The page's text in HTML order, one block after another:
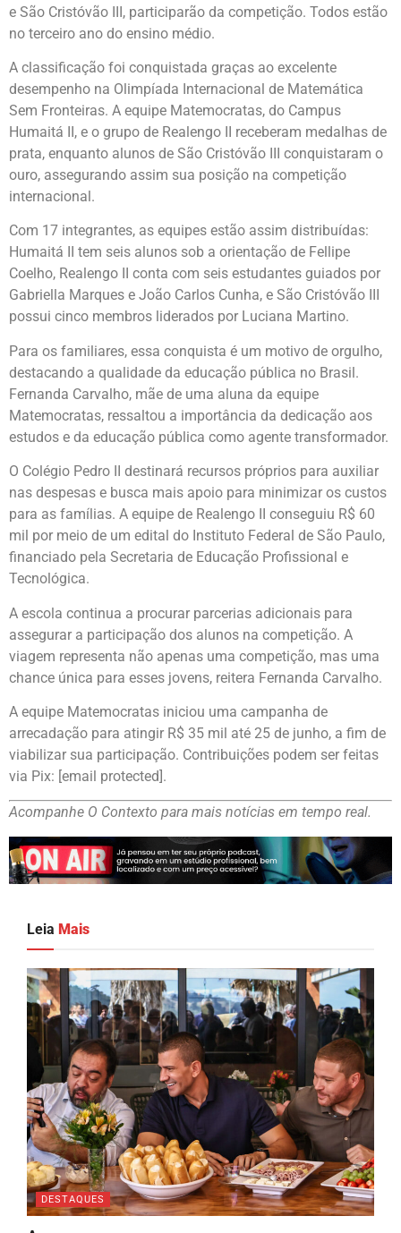
e São Cristóvão III, participarão da competição. Todos estão
no terceiro ano do ensino médio.
A classificação foi conquistada graças ao excelente
desempenho na Olimpíada Internacional de Matemática
Sem Fronteiras. A equipe Matemocratas, do Campus
Humaitá II, e o grupo de Realengo II receberam medalhas de
prata, enquanto alunos de São Cristóvão III conquistaram o
ouro, assegurando assim sua posição na competição
internacional.
Com 17 integrantes, as equipes estão assim distribuídas:
Humaitá II tem seis alunos sob a orientação de Fellipe
Coelho, Realengo II conta com seis estudantes guiados por
Gabriella Marques e João Carlos Cunha, e São Cristóvão III
possui cinco membros liderados por Luciana Martino.
Para os familiares, essa conquista é um motivo de orgulho,
destacando a qualidade da educação pública no Brasil.
Fernanda Carvalho, mãe de uma aluna da equipe
Matemocratas, ressaltou a importância da dedicação aos
estudos e da educação pública como agente transformador.
O Colégio Pedro II destinará recursos próprios para auxiliar
nas despesas e busca mais apoio para minimizar os custos
para as famílias. A equipe de Realengo II conseguiu R$ 60
mil por meio de um edital do Instituto Federal de São Paulo,
financiado pela Secretaria de Educação Profissional e
Tecnológica.
A escola continua a procurar parcerias adicionais para
assegurar a participação dos alunos na competição. A
viagem representa não apenas uma competição, mas uma
chance única para esses jovens, reitera Fernanda Carvalho.
A equipe Matemocratas iniciou uma campanha de
arrecadação para atingir R$ 35 mil até 25 de junho, a fim de
viabilizar sua participação. Contribuições podem ser feitas
via Pix: [email protected].
Acompanhe O Contexto para mais notícias em tempo real.
Leia Mais
DESTAQUES